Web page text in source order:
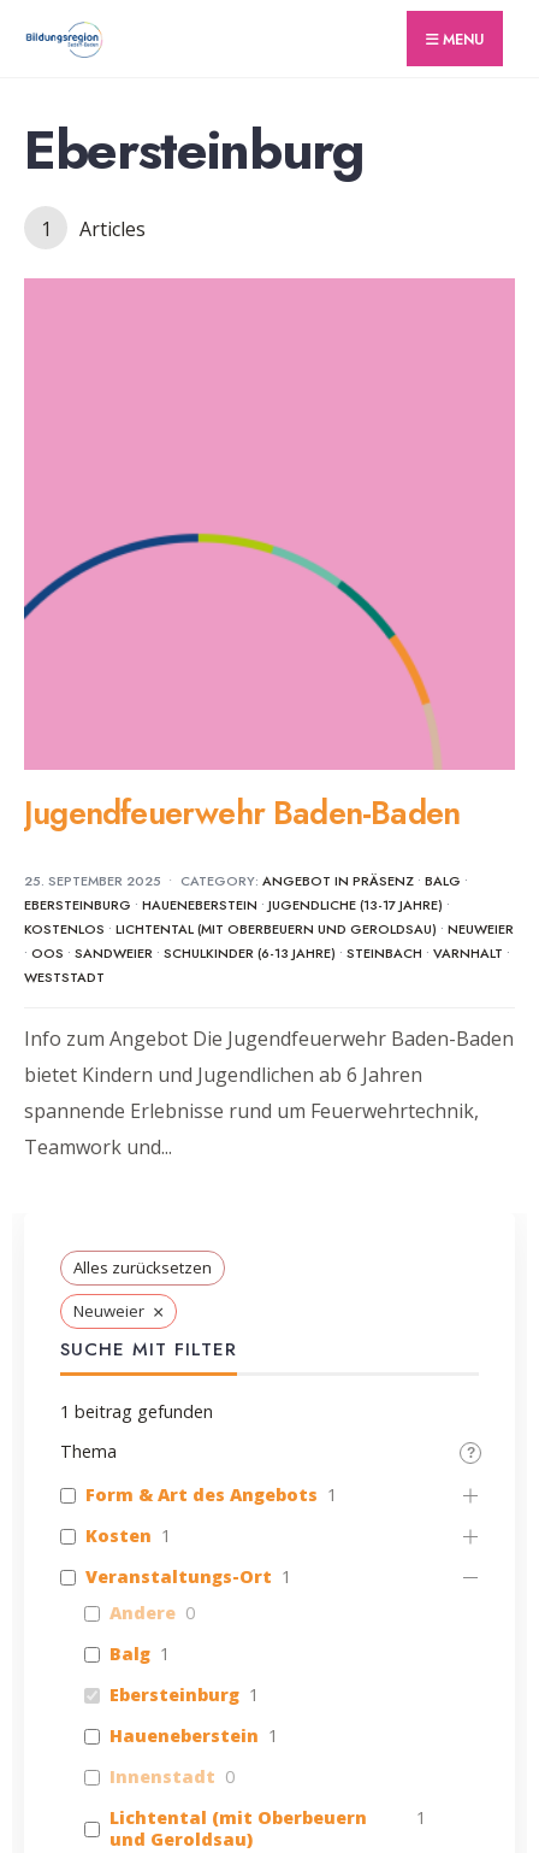
MENU
Ebersteinburg
1 Articles
Jugendfeuerwehr Baden-Baden
25. SEPTEMBER 2025 • CATEGORY: ANGEBOT IN PRÄSENZ • BALG •
EBERSTEINBURG • HAUENEBERSTEIN •JUGENDLICHE (13-17 JAHRE) •
KOSTENLOS • LICHTENTAL (MIT OBERBEUERN UND GEROLDSAU) • NEUWEIER
• OOS • SANDWEIER • SCHULKINDER (6-13 JAHRE) • STEINBACH • VARNHALT •
WESTSTADT
Info zum Angebot Die Jugendfeuerwehr Baden-Baden
bietet Kindern und Jugendlichen ab 6 Jahren
spannende Erlebnisse rund um Feuerwehrtechnik,
Teamwork und...
Alles zurücksetzen
Neuweier ×
SUCHE MIT FILTER
1 beitrag gefunden
Thema
Form & Art des Angebots 1
Kosten 1
Veranstaltungs-Ort 1
Andere 0
Balg 1
Ebersteinburg 1
Haueneberstein 1
Innenstadt 0
Lichtental (mit Oberbeuern
und Geroldsau)
1